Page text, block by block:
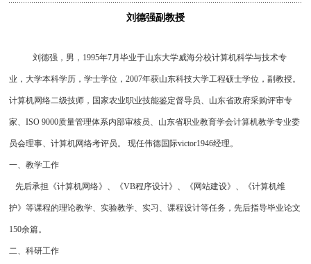
刘德强副教授
刘德强，男，1995年7月毕业于山东大学威海分校计算机科学与技术专
业，大学本科学历，学士学位，2007年获山东科技大学工程硕士学位，副教授。
计算机网络二级技师，国家农业职业技能鉴定督导员、山东省政府采购评审专
家、ISO 9000质量管理体系内部审核员、山东省职业教育学会计算机教学专业委
员会理事、计算机网络考评员。 现任伟德国际victor1946经理。
一、教学工作
先后承担《计算机网络》、《VB程序设计》、《网站建设》、《计算机维
护》等课程的理论教学、实验教学、实习、课程设计等任务，先后指导毕业论文
150余篇。
二、科研工作